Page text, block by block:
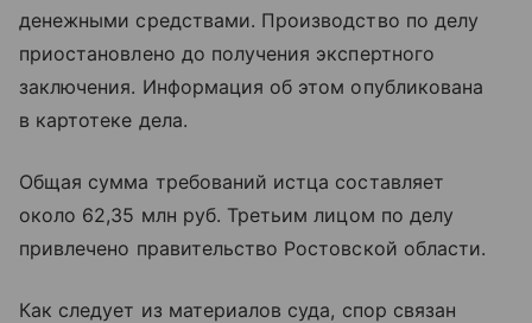
денежными средствами. Производство по делу
приостановлено до получения экспертного
заключения. Информация об этом опубликована
в картотеке дела.
Общая сумма требований истца составляет
около 62,35 млн руб. Третьим лицом по делу
привлечено правительство Ростовской области.
Как следует из материалов суда, спор связан